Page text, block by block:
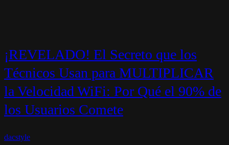
¡REVELADO! El Secreto que los
Técnicos Usan para MULTIPLICAR
la Velocidad WiFi: Por Qué el 90% de
los Usuarios Comete
dacstyle